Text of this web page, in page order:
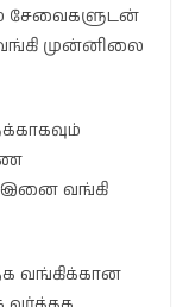
சேவைகளுடன்
வங்கி முன்னிலை
வங்கி
வங்கிக்கான